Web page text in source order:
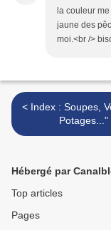
la couleur
jaune des
moi.<br />
< Index : Soupes, Veloutés,
Potages..."
Hébergé par
Top articles
Pages